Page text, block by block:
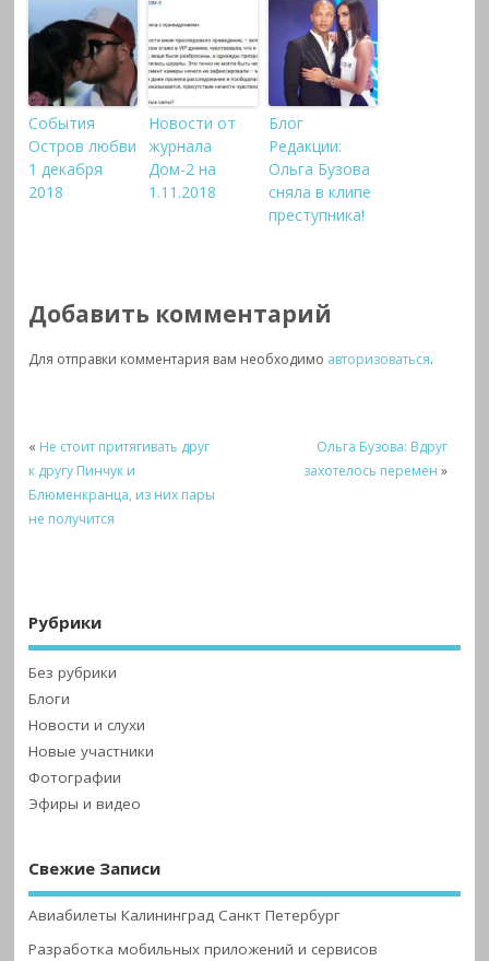
События
Остров любви
1 декабря
2018
Новости от
журнала
Дом-2 на
1.11.2018
Блог
Редакции:
Ольга Бузова
сняла в клипе
преступника!
Добавить комментарий
Для отправки комментария вам необходимо авторизоваться.
« Не стоит притягивать друг
к другу Пинчук и
Блюменкранца, из них пары
не получится
Ольга Бузова: Вдруг
захотелось перемен »
Рубрики
Без рубрики
Блоги
Новости и слухи
Новые участники
Фотографии
Эфиры и видео
Свежие Записи
Авиабилеты Калининград Санкт Петербург
Разработка мобильных приложений и сервисов